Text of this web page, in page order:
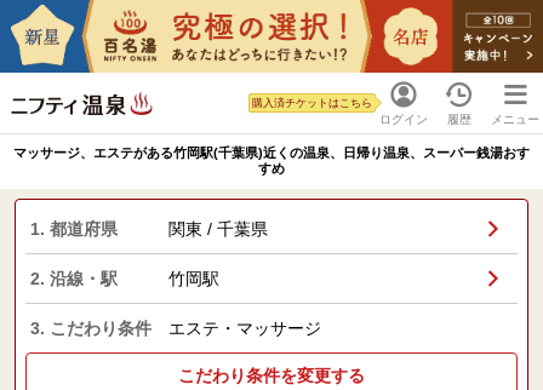
ログイン
購入済チケットはこちら
履歴 メニュー
マッサージ、エステがある竹岡駅(千葉県)近くの温泉、日帰り温泉、スーパー銭湯おす
すめ
1. 都道府県 関東 / 千葉県
2. 沿線・駅 竹岡駅
3. こだわり条件 エステ・マッサージ
こだわり条件を変更する